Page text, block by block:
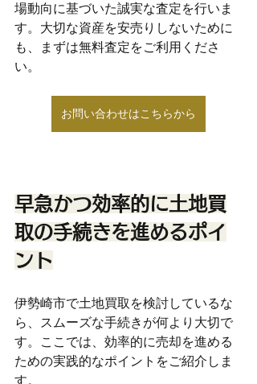
場動向に基づいた誠実な査定を行いま
す。大切な資産を安売りしないために
も、まずは無料査定をご利用くださ
い。
お問い合わせはこちらから
早急かつ効率的に土地買
取の手続きを進めるポイ
ント
伊勢崎市で土地買取を検討しているな
ら、スムーズな手続きが何より大切で
す。ここでは、効率的に売却を進める
ための実践的なポイントをご紹介しま
す。